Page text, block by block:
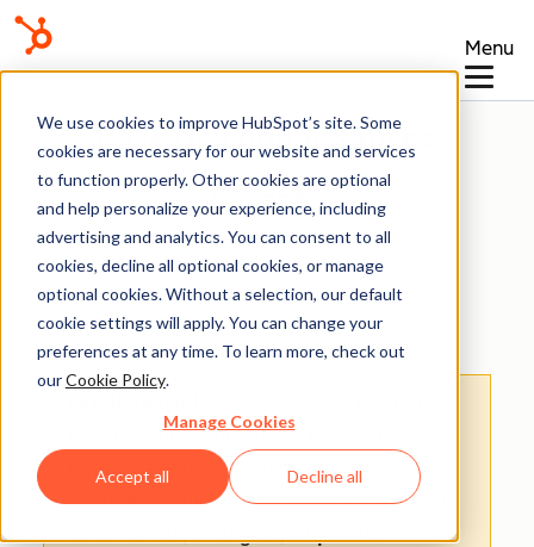
We use cookies to improve HubSpot’s site. Some
cookies are necessary for our website and services
to function properly. Other cookies are optional
and help personalize your experience, including
advertising and analytics. You can consent to all
cookies, decline all optional cookies, or manage
optional cookies. Without a selection, our default
cookie settings will apply. You can change your
preferences at any time. To learn more, check out
ourCookie Policy.
Manage Cookies
Accept all Decline all
Menu
Base de connaissances
Produits
la traduction automatique, l'exactitude et la
fidélité de la traduction ne sont donc pas
garanties.Pour consulter la version originale
de cet article, en anglais,cliquez ici.